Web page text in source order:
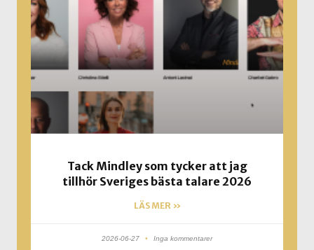
Tack Mindley som tycker att jag
tillhör Sveriges bästa talare 2026
LÄS MER »
2026-06-27 Inga kommentarer